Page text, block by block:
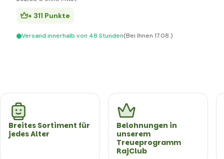
+ 311 Punkte
Versand innerhalb von 48 Stunden(Bei Ihnen 17.08.)
Breites Sortiment für
jedes Alter
Belohnungen in
unserem
Treueprogramm
RajClub